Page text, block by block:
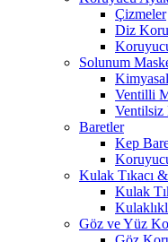
Çizmeler
Diz
Solunum
Ventilli
Ventilsiz
Baretler
Kep
Kulak Tıkacı
Kulak
Göz ve Yüz